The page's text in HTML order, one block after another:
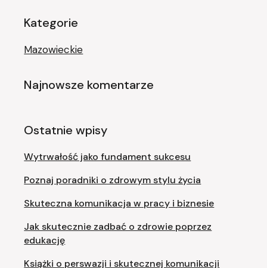
Kategorie
Mazowieckie
Najnowsze komentarze
Ostatnie wpisy
Wytrwałość jako fundament sukcesu
Poznaj poradniki o zdrowym stylu życia
Skuteczna komunikacja w pracy i biznesie
Jak skutecznie zadbać o zdrowie poprzez
edukację
Książki o perswazji i skutecznej komunikacji